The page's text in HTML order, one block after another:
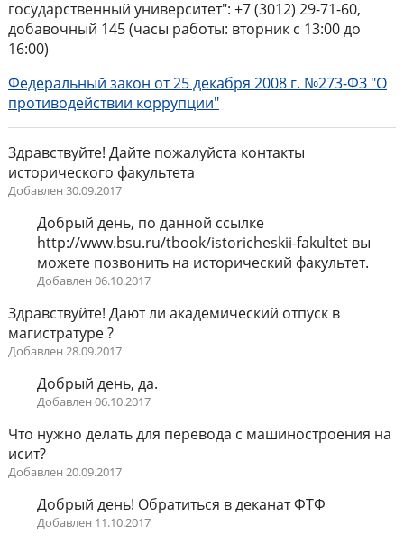
государственный университет": +7 (3012) 29-71-60,
добавочный 145 (часы работы: вторник с 13:00 до
16:00)
Федеральный закон от 25 декабря 2008 г. №273-ФЗ "О
противодействии коррупции"
Здравствуйте! Дайте пожалуйста контакты
исторического факультета
Добавлен 30.09.2017
Добрый день, по данной ссылке
http://www.bsu.ru/tbook/istoricheskii-fakultet вы
можете позвонить на исторический факультет.
Добавлен 06.10.2017
Здравствуйте! Дают ли академический отпуск в
магистратуре ?
Добавлен 28.09.2017
Добрый день, да.
Добавлен 06.10.2017
Что нужно делать для перевода с машиностроения на
исит?
Добавлен 20.09.2017
Добрый день! Обратиться в деканат ФТФ
Добавлен 11.10.2017